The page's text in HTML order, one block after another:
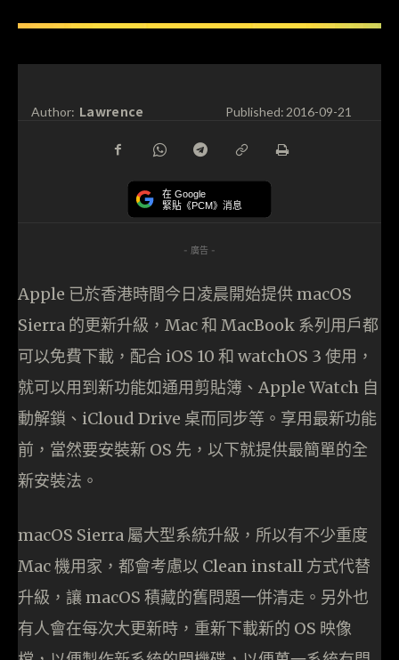
Author: Lawrence Published:2016-09-21
在 Google
緊貼《PCM》消息
- 廣告 -
Apple 已於香港時間今日凌晨開始提供 macOS
Sierra 的更新升級，Mac 和 MacBook 系列用戶都
可以免費下載，配合 iOS 10 和 watchOS 3 使用，
就可以用到新功能如通用剪貼簿、Apple Watch 自
動解鎖、iCloud Drive 桌而同步等。享用最新功能
前，當然要安裝新 OS 先，以下就提供最簡單的全
新安裝法。
macOS Sierra 屬大型系統升級，所以有不少重度
Mac 機用家，都會考慮以 Clean install 方式代替
升級，讓 macOS 積藏的舊問題一併清走。另外也
有人會在每次大更新時，重新下載新的 OS 映像